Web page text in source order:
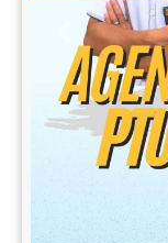
Previous